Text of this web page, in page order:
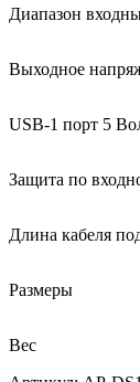
Диапазон
Выходное
USB-1 порт 5
Защита по
Длина кабеля
Размеры
Bec